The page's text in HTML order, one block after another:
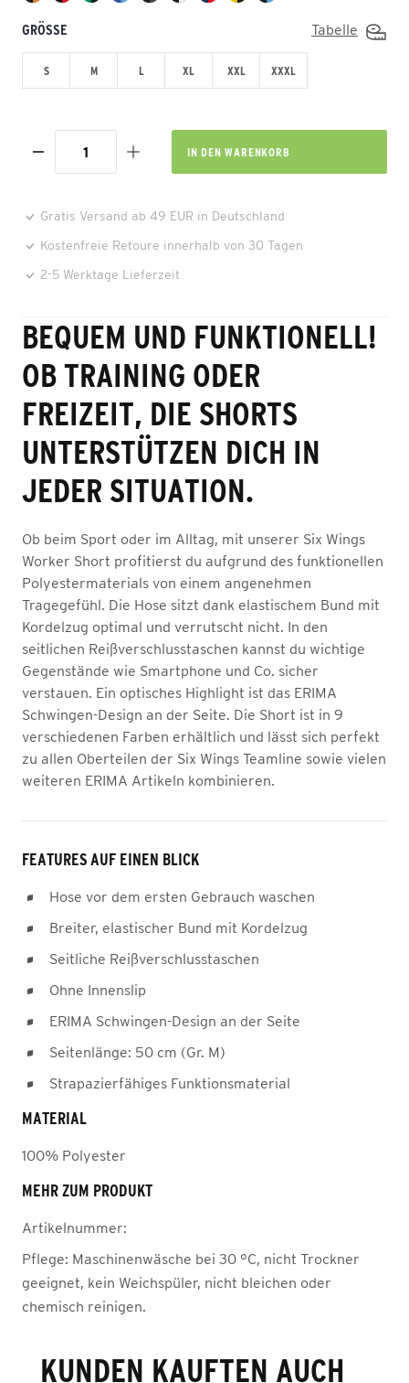
GRÖSSE Tabelle
S M L XL XXL XXXL
IN DEN WARENKORB
Gratis Versand ab 49 EUR in Deutschland
Kostenfreie Retoure innerhalb von 30 Tagen
2-5 Werktage Lieferzeit
BEQUEM UND FUNKTIONELL!
OB TRAINING ODER
FREIZEIT, DIE SHORTS
UNTERSTÜTZEN DICH IN
JEDER SITUATION.
Ob beim Sport oder im Alltag, mit unserer Six Wings
Worker Short profitierst du aufgrund des funktionellen
Polyestermaterials von einem angenehmen
Tragegefühl. Die Hose sitzt dank elastischem Bund mit
Kordelzug optimal und verrutscht nicht. In den
seitlichen Reißverschlusstaschen kannst du wichtige
Gegenstände wie Smartphone und Co. sicher
verstauen. Ein optisches Highlight ist das ERIMA
Schwingen-Design an der Seite. Die Short ist in 9
verschiedenen Farben erhältlich und lässt sich perfekt
zu allen Oberteilen der Six Wings Teamline sowie vielen
weiteren ERIMA Artikeln kombinieren.
FEATURES AUF EINEN BLICK
Hose vor dem ersten Gebrauch waschen
Breiter, elastischer Bund mit Kordelzug
Seitliche Reißverschlusstaschen
Ohne Innenslip
ERIMA Schwingen-Design an der Seite
Seitenlänge: 50 cm (Gr. M)
Strapazierfähiges Funktionsmaterial
MATERIAL
100% Polyester
MEHR ZUM PRODUKT
Artikelnummer:
Pflege: Maschinenwäsche bei 30 °C, nicht Trockner
geeignet, kein Weichspüler, nicht bleichen oder
chemisch reinigen.
KUNDEN KAUFTEN AUCH